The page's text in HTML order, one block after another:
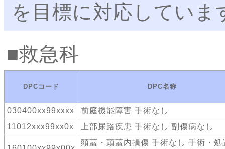
を目標に対応していま
救急科
DPCコード DPC名称
030400xx99xxxx
前庭機能障害 手術なし
11012xxx99xx0x
上部尿路疾患 手術なし 副傷病なし
頭蓋・頭蓋内損傷 手術なし 手術・処